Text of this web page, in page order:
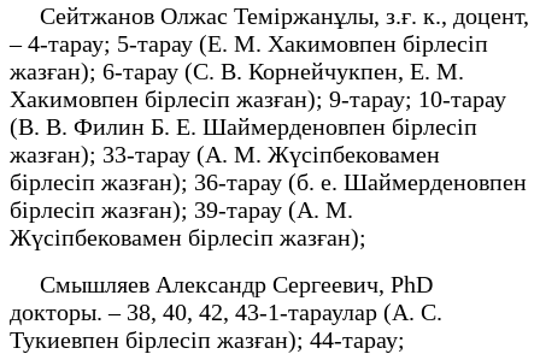
Сейтжанов Олжас Теміржанұлы, з.ғ. к., доцент,
– 4-тарау; 5-тарау (Е. М. Хакимовпен бірлесіп
жазған); 6-тарау (С. В. Корнейчукпен, Е. М.
Хакимовпен бірлесіп жазған); 9-тарау; 10-тарау
(В. В. Филин Б. Е. Шаймерденовпен бірлесіп
жазған); 33-тарау (А. М. Жүсіпбековамен
бірлесіп жазған); 36-тарау (б. е. Шаймерденовпен
бірлесіп жазған); 39-тарау (А. М.
Жүсіпбековамен бірлесіп жазған);
Смышляев Александр Сергеевич, PhD
докторы. – 38, 40, 42, 43-1-тараулар (А. С.
Тукиевпен бірлесіп жазған); 44-тарау;